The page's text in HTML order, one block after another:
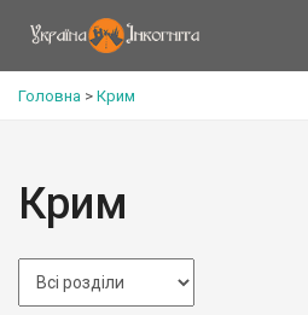
Головна > Крим
Крим